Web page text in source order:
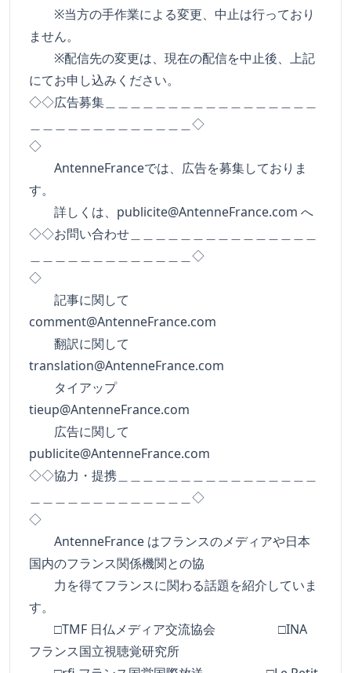
※当方の手作業による変更、中止は行っており
ません。
※配信先の変更は、現在の配信を中止後、上記
にてお申し込みください。
◇◇広告募集＿＿＿＿＿＿＿＿＿＿＿＿＿＿＿＿＿
＿＿＿＿＿＿＿＿＿＿＿＿＿◇
◇
AntenneFranceでは、広告を募集しておりま
す。
詳しくは、 publicite@AntenneFrance.com へ
◇◇お問い合わせ＿＿＿＿＿＿＿＿＿＿＿＿＿＿＿
＿＿＿＿＿＿＿＿＿＿＿＿＿◇
◇
記事に関して
comment@AntenneFrance.com
翻訳に関して
translation@AntenneFrance.com
タイアップ
tieup@AntenneFrance.com
広告に関して
publicite@AntenneFrance.com
◇◇協力・提携＿＿＿＿＿＿＿＿＿＿＿＿＿＿＿＿
＿＿＿＿＿＿＿＿＿＿＿＿＿◇
◇
AntenneFrance はフランスのメディアや日本
国内のフランス関係機関との協
力を得てフランスに関わる話題を紹介していま
す。
□TMF 日仏メディア交流協会 □INA
フランス国立視聴覚研究所